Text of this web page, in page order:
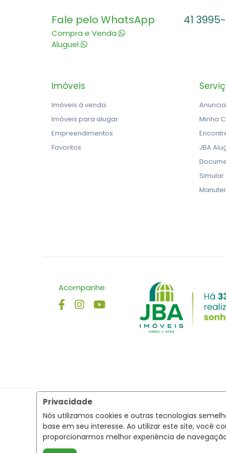
Privacidade
Nós utilizamos cookies e outras tecnologias
base em seu interesse. Ao utilizar este site, você
proporcionarmos melhor experiência de
Fale pelo WhatsApp
Compra e Venda
Aluguel
41
Imóveis
Imóveis à venda
Imóveis para alugar
Empreendimentos
Favoritos
Minha
JBA
Acompanhe